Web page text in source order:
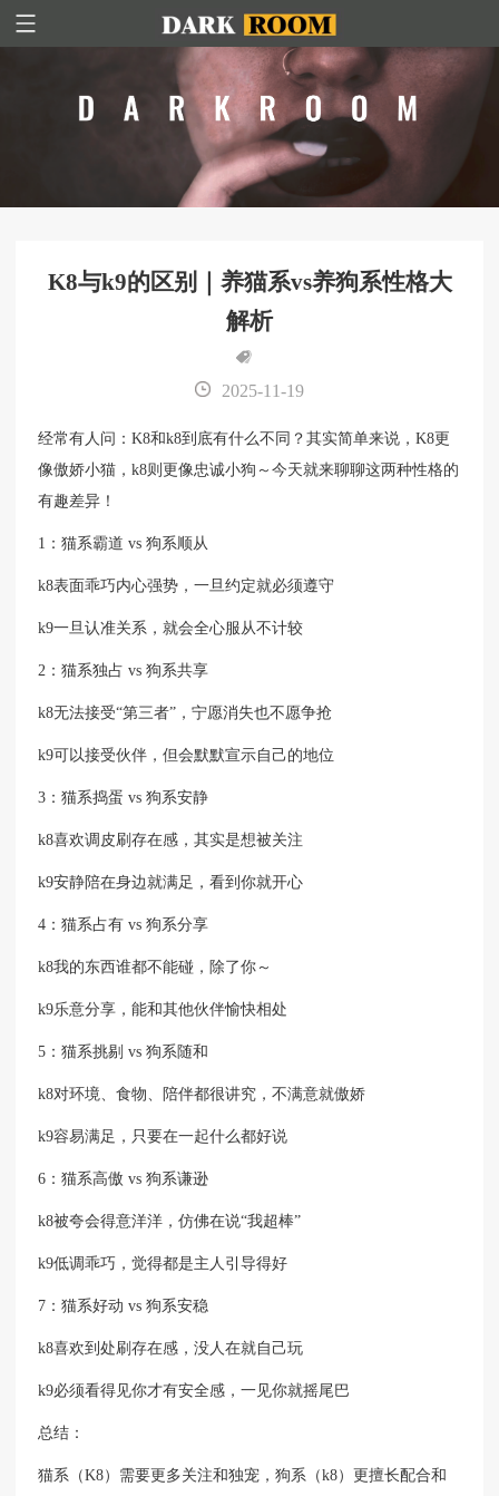
K8与k9的区别｜养猫系vs养狗系性格大
解析
2025-11-19
经常有人问：K8和k8到底有什么不同？其实简单来说，K8更
像傲娇小猫，k8则更像忠诚小狗～今天就来聊聊这两种性格的
有趣差异！
1：猫系霸道 vs 狗系顺从
k8表面乖巧内心强势，一旦约定就必须遵守
k9一旦认准关系，就会全心服从不计较
2：猫系独占 vs 狗系共享
k8无法接受“第三者”，宁愿消失也不愿争抢
k9可以接受伙伴，但会默默宣示自己的地位
3：猫系捣蛋 vs 狗系安静
k8喜欢调皮刷存在感，其实是想被关注
k9安静陪在身边就满足，看到你就开心
4️：猫系占有 vs 狗系分享
k8我的东西谁都不能碰，除了你～
k9乐意分享，能和其他伙伴愉快相处
5️：猫系挑剔 vs 狗系随和
k8对环境、食物、陪伴都很讲究，不满意就傲娇
k9容易满足，只要在一起什么都好说
6️：猫系高傲 vs 狗系谦逊
k8被夸会得意洋洋，仿佛在说“我超棒”
k9低调乖巧，觉得都是主人引导得好
7️：猫系好动 vs 狗系安稳
k8喜欢到处刷存在感，没人在就自己玩
k9必须看得见你才有安全感，一见你就摇尾巴
总结：
猫系（K8）需要更多关注和独宠，狗系（k8）更擅长配合和